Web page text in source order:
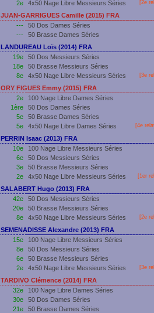
2e
4x50 Nage Libre Messieurs Séries [2e
JUAN-GARRIGUES Camille (2015) FRA
---
50 Dos Dames Séries
---
50 Brasse Dames Séries
LANDUREAU Loïs (2014) FRA
19e
50 Dos Messieurs Séries
18e
50 Brasse Messieurs Séries
8e
4x50 Nage Libre Messieurs Séries [3e
ORY FIGUES Emmy (2015) FRA
2e
100 Nage Libre Dames Séries
1ère
50 Dos Dames Séries
5e
50 Brasse Dames Séries
5e
4x50 Nage Libre Dames Séries [4e
PERRIN Isaac (2013) FRA
10e
100 Nage Libre Messieurs Séries
6e
50 Dos Messieurs Séries
3e
50 Brasse Messieurs Séries
2e
4x50 Nage Libre Messieurs Séries [1er
SALABERT Hugo (2013) FRA
42e
50 Dos Messieurs Séries
20e
50 Brasse Messieurs Séries
8e
4x50 Nage Libre Messieurs Séries [2e
SEMENADISSE Alexandre (2013) FRA
15e
100 Nage Libre Messieurs Séries
8e
50 Dos Messieurs Séries
6e
50 Brasse Messieurs Séries
2e
4x50 Nage Libre Messieurs Séries [3e
TARDIVO Clémence (2014) FRA
32e
100 Nage Libre Dames Séries
30e
50 Dos Dames Séries
21e
50 Brasse Dames Séries